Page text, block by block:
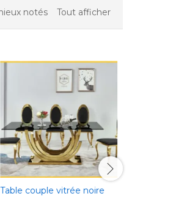
notés Tout afficher
couple vitrée noire